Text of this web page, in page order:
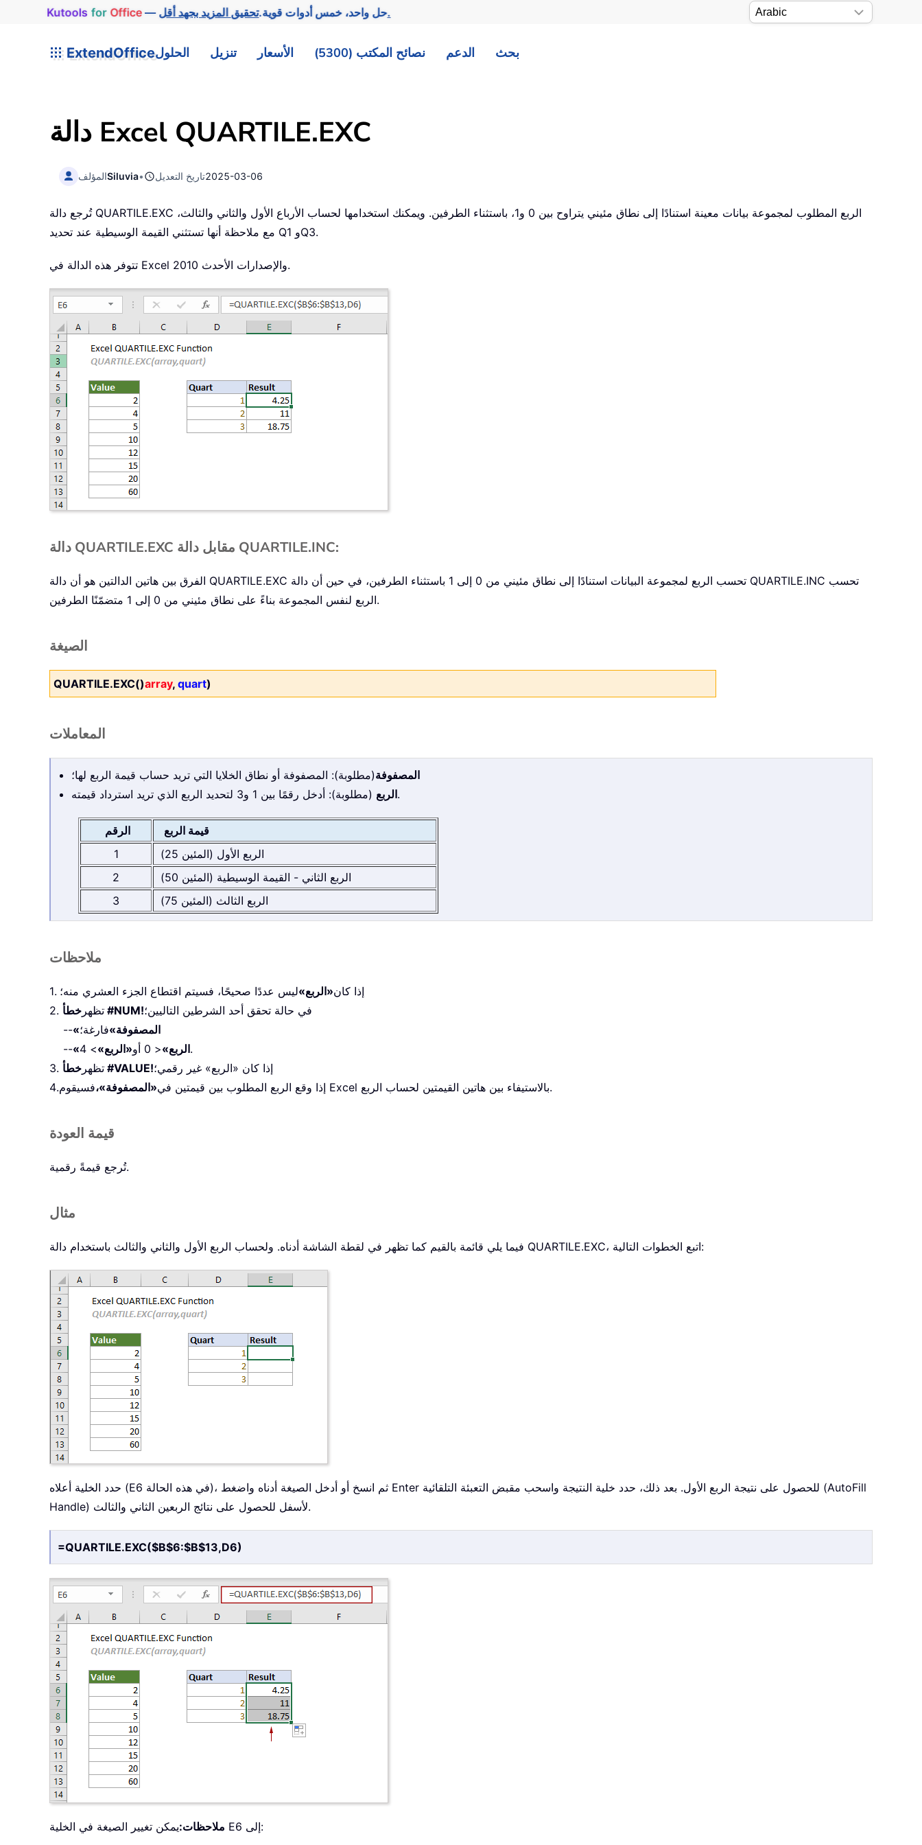
Kutools for Office — حل واحد، خمس أدوات قوية.تحقيق المزيد بجهد أقل.
ExtendOfficeالحلول تنزيل الأسعار نصائح المكتب (5300) الدعم بحث
دالة Excel QUARTILE.EXC
المؤلفSiluvia• تاريخ التعديل2025-03-06
تُرجع دالة QUARTILE.EXC الربع المطلوب لمجموعة بيانات معينة استنادًا إلى نطاق مئيني يتراوح بين 0 و1، باستثناء الطرفين. ويمكنك استخدامها لحساب الأرباع الأول والثاني والثالث،
مع ملاحظة أنها تستثني القيمة الوسيطية عند تحديد Q1 وQ3.
تتوفر هذه الدالة في Excel 2010 والإصدارات الأحدث.
دالة QUARTILE.EXC مقابل دالة QUARTILE.INC:
الفرق بين هاتين الدالتين هو أن دالة QUARTILE.EXC تحسب الربع لمجموعة البيانات استنادًا إلى نطاق مئيني من 0 إلى 1 باستثناء الطرفين، في حين أن دالة QUARTILE.INC تحسب
الربع لنفس المجموعة بناءً على نطاق مئيني من 0 إلى 1 متضمّنًا الطرفين.
الصيغة
QUARTILE.EXC()array, quart)
المعاملات
المصفوفة(مطلوبة): المصفوفة أو نطاق الخلايا التي تريد حساب قيمة الربع لها؛
الربع(مطلوبة): أدخل رقمًا بين 1 و3 لتحديد الربع الذي تريد استرداد قيمته.
الرقم
قيمة الربع
1
الربع الأول (المئين 25)
2
الربع الثاني - القيمة الوسيطية (المئين 50)
3
الربع الثالث (المئين 75)
ملاحظات
1. إذا كان«الربع»ليس عددًا صحيحًا، فسيتم اقتطاع الجزء العشري منه؛
2. تظهر خطأ #NUM!في حالة تحقق أحد الشرطين التاليين؛
--
«المصفوفة»فارغة؛
--
«الربع»< 0 أو «الربع»
> 4.
3. تظهر خطأ #VALUE!إذا كان «الربع» غير رقمي؛
4.إذا وقع الربع المطلوب بين قيمتين في«المصفوفة»، فسيقوم Excel بالاستيفاء بين هاتين القيمتين لحساب الربع.
قيمة العودة
تُرجع قيمةً رقمية.
مثال
فيما يلي قائمة بالقيم كما تظهر في لقطة الشاشة أدناه. ولحساب الربع الأول والثاني والثالث باستخدام دالة QUARTILE.EXC، اتبع الخطوات التالية:
حدد الخلية أعلاه (E6 في هذه الحالة)، ثم انسخ أو أدخل الصيغة أدناه واضغط Enter للحصول على نتيجة الربع الأول. بعد ذلك، حدد خلية النتيجة واسحب مقبض التعبئة التلقائية (AutoFill
Handle) لأسفل للحصول على نتائج الربعين الثاني والثالث.
=QUARTILE.EXC($B$6:$B$13,D6)
ملاحظات: يمكن تغيير الصيغة في الخلية E6 إلى: